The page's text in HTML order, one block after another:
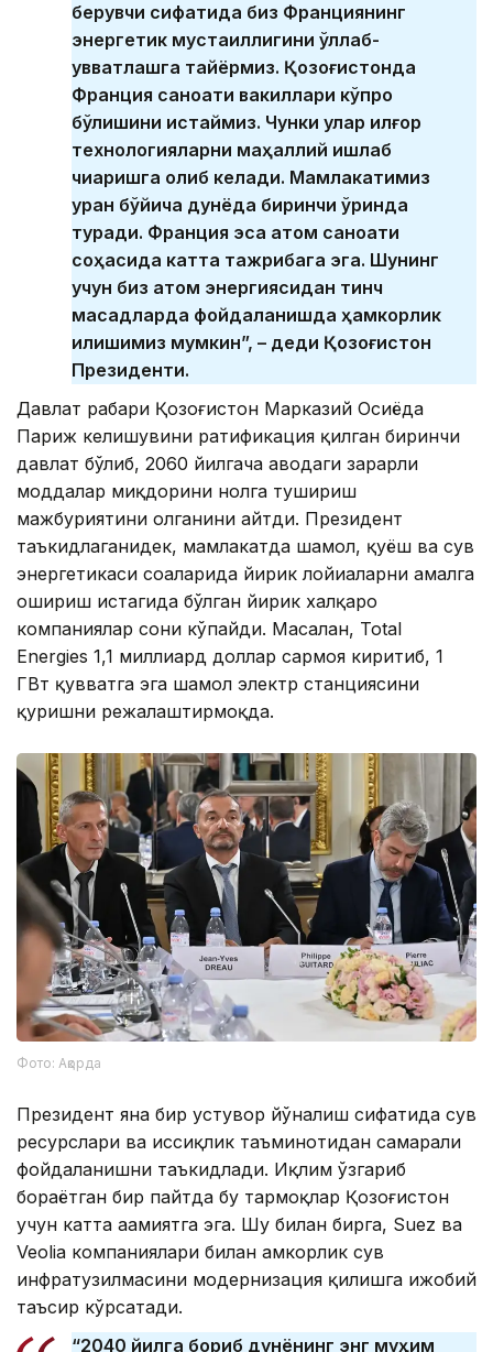
берувчи сифатида биз Франциянинг
энергетик мустақиллигини қўллаб-
қувватлашга тайёрмиз. Қозоғистонда
Франция саноати вакиллари кўпроқ
бўлишини истаймиз. Чунки улар илғор
технологияларни маҳаллий ишлаб
чиқаришга олиб келади. Мамлакатимиз
уран бўйича дунёда биринчи ўринда
туради. Франция эса атом саноати
соҳасида катта тажрибага эга. Шунинг
учун биз атом энергиясидан тинч
мақсадларда фойдаланишда ҳамкорлик
қилишимиз мумкин”, – деди Қозоғистон
Президенти.
Давлат раҳбари Қозоғистон Марказий Осиёда
Париж келишувини ратификация қилган биринчи
давлат бўлиб, 2060 йилгача ҳаводаги зарарли
моддалар миқдорини нолга тушириш
мажбуриятини олганини айтди. Президент
таъкидлаганидек, мамлакатда шамол, қуёш ва сув
энергетикаси соҳаларида йирик лойиҳаларни амалга
ошириш истагида бўлган йирик халқаро
компаниялар сони кўпайди. Масалан, Total
Energies 1,1 миллиард доллар сармоя киритиб, 1
ГВт қувватга эга шамол электр станциясини
қуришни режалаштирмоқда.
Фото: Ақорда
Президент яна бир устувор йўналиш сифатида сув
ресурслари ва иссиқлик таъминотидан самарали
фойдаланишни таъкидлади. Иқлим ўзгариб
бораётган бир пайтда бу тармоқлар Қозоғистон
учун катта аҳамиятга эга. Шу билан бирга, Suez ва
Veolia компаниялари билан ҳамкорлик сув
инфратузилмасини модернизация қилишга ижобий
таъсир кўрсатади.
“2040 йилга бориб дунёнинг энг муҳим